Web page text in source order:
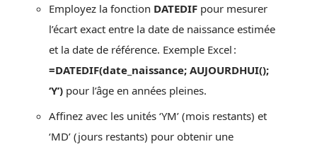
Employez la fonction DATEDIF pour mesurer
l’écart exact entre la date de naissance estimée
et la date de référence. Exemple Excel :
=DATEDIF(date_naissance; AUJOURDHUI();
‘Y’) pour l’âge en années pleines.
Affinez avec les unités ‘YM’ (mois restants) et
‘MD’ (jours restants) pour obtenir une